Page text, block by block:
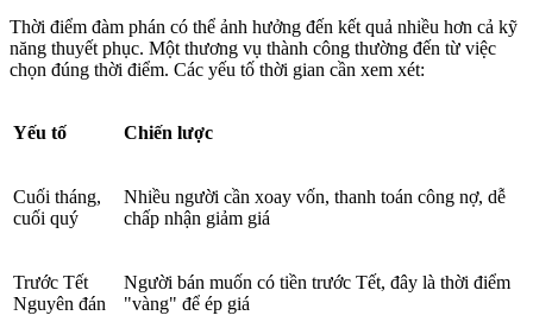
Thời điểm đàm phán có thể ảnh hưởng đến kết quả nhiều hơn cả kỹ
năng thuyết phục. Một thương vụ thành công thường đến từ việc
chọn đúng thời điểm. Các yếu tố thời gian cần xem xét:
Yếu tố Chiến lược
Cuối tháng,
cuối quý
Nhiều người cần xoay vốn, thanh toán công nợ, dễ
chấp nhận giảm giá
Trước Tết
Nguyên đán
Người bán muốn có tiền trước Tết, đây là thời điểm
"vàng" để ép giá